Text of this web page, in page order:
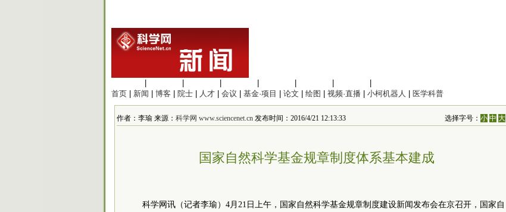
首页
新闻 博客 院士 人才 会议 基金·项目 论文 绘图 视频·直播 小柯机器人 医学科普
作者：李瑜 来源： 科学网 www.sciencenet.cn 发布时间：2016/4/21 12:13:33 选择字号：小 中 大
国家自然科学基金规章制度体系基本建成
科学网讯（记者李瑜）4月21日上午，国家自然科学基金规章制度建设新闻发布会在京召开，国家自